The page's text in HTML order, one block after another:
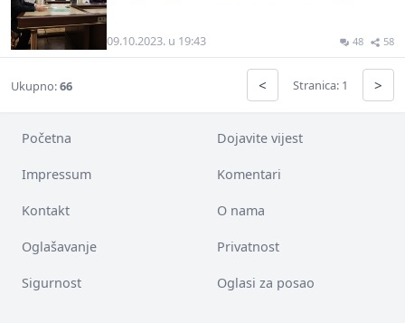
09.10.2023. u 19:43 48 58
Ukupno:66 < Stranica: 1 >
Početna Dojavite vijest
Impressum Komentari
Kontakt O nama
Oglašavanje Privatnost
Sigurnost Oglasi za posao